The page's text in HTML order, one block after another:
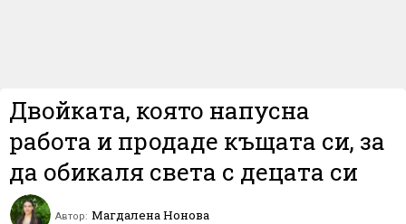
Двойката, която напусна
работа и продаде къщата си, за
да обикаля света с децата си
Автор: Магдалена Нонова